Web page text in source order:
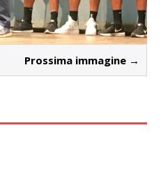
Prossima immagine →